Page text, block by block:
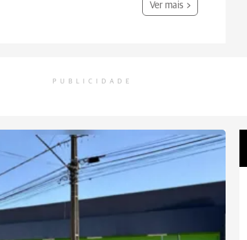
Ver mais
PUBLICIDADE